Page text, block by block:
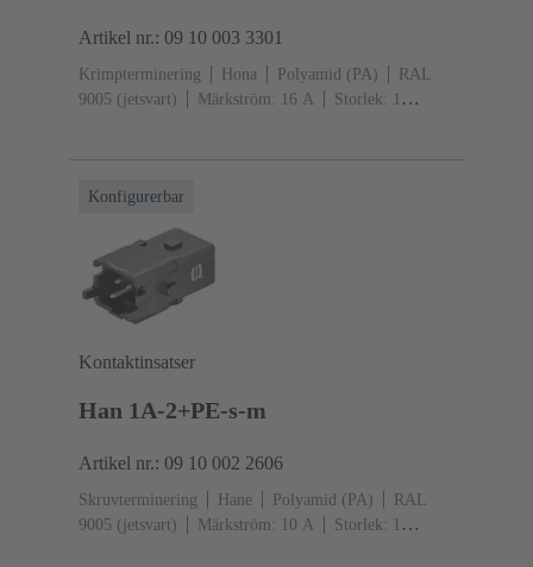
Artikel nr.: 09 10 003 3301
Krimpterminering Hona Polyamid (PA)
RAL
9005 (jetsvart)
Märkström: ‌16 A
Storlek: 1
Konfigurerbar
Kontaktinsatser
Han 1A-2+PE-s-m
Artikel nr.: 09 10 002 2606
Skruvterminering Hane Polyamid (PA)
RAL
9005 (jetsvart)
Märkström: ‌10 A
Storlek: 1